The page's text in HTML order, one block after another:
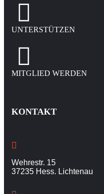
UNTERSTÜTZEN
MITGLIED WERDEN
KONTAKT
Wehrestr. 15
37235 Hess. Lichtenau